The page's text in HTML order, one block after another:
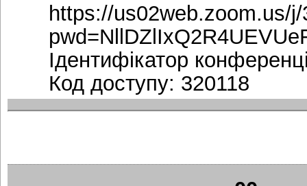
https://us02web.zoom.us/
Ідентифікатор
Код доступу: 320118